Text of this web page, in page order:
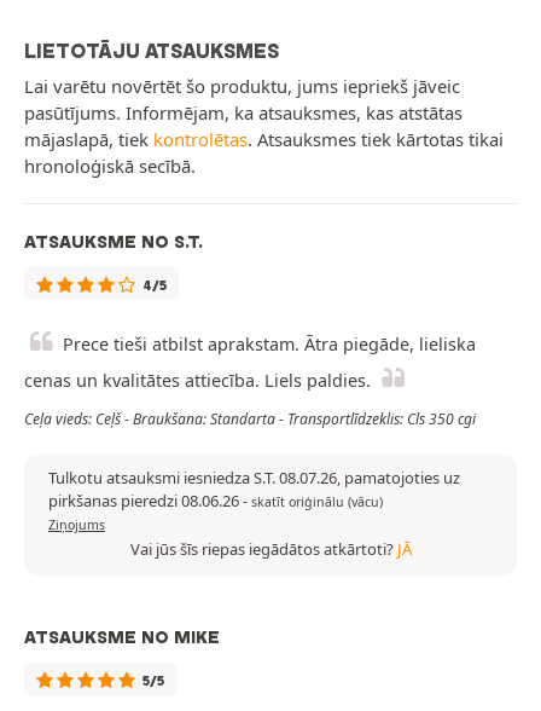
LIETOTĀJU ATSAUKSMES
Lai varētu novērtēt šo produktu, jums iepriekš jāveic
pasūtījums. Informējam, ka atsauksmes, kas atstātas
mājaslapā, tiek kontrolētas. Atsauksmes tiek kārtotas tikai
hronoloģiskā secībā.
ATSAUKSME NO S.T.
4/5
Prece tieši atbilst aprakstam. Ātra piegāde, lieliska
cenas un kvalitātes attiecība. Liels paldies.
Ceļa vieds: Ceļš - Braukšana: Standarta - Transportlīdzeklis: Cls 350 cgi
Tulkotu atsauksmi iesniedza S.T. 08.07.26, pamatojoties uz
pirkšanas pieredzi 08.06.26- skatīt oriģinālu (vācu)
Ziņojums
Vai jūs šīs riepas iegādātos atkārtoti? JĀ
ATSAUKSME NO MIKE
5/5